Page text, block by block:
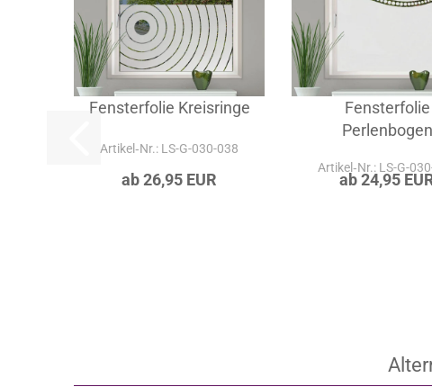
Fensterfolie Kreisringe
Artikel‑Nr.: LS-G-030-038
ab 26,95 EUR
Fensterfolie
Perlenbogen
Artikel‑Nr.: LS-G-
ab 24,95